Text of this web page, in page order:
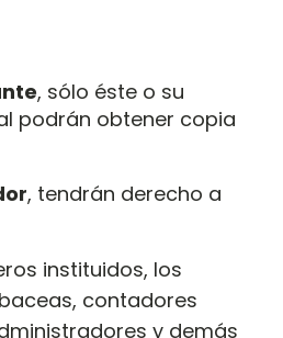
, sólo éste o su
podrán obtener copia
, tendrán derecho a
instituidos, los
contadores
y demás